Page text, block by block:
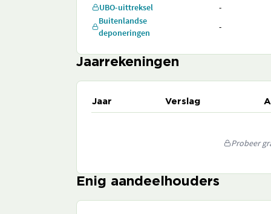
UBO-uittreksel
-
Buitenlandse
deponeringen
-
Jaarrekeningen
Jaar Verslag
Probeer
Enig aandeelhouders